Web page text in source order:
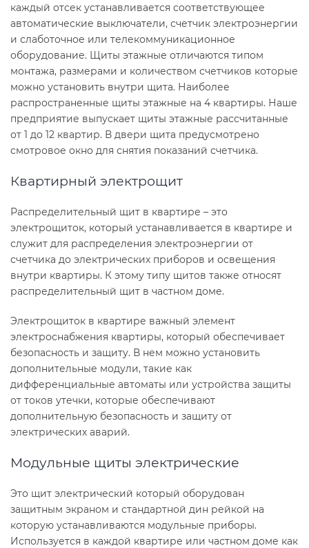
каждый отсек устанавливается соответствующее
автоматические выключатели, счетчик электроэнергии
и слаботочное или телекоммуникационное
оборудование. Щиты этажные отличаются типом
монтажа, размерами и количеством счетчиков которые
можно установить внутри щита. Наиболее
распространенные щиты этажные на 4 квартиры. Наше
предприятие выпускает щиты этажные рассчитанные
от 1 до 12 квартир. В двери щита предусмотрено
смотровое окно для снятия показаний счетчика.
Квартирный электрощит
Распределительный щит в квартире – это
электрощиток, который устанавливается в квартире и
служит для распределения электроэнергии от
счетчика до электрических приборов и освещения
внутри квартиры. К этому типу щитов также относят
распределительный щит в частном доме.
Электрощиток в квартире важный элемент
электроснабжения квартиры, который обеспечивает
безопасность и защиту. В нем можно установить
дополнительные модули, такие как
дифференциальные автоматы или устройства защиты
от токов утечки, которые обеспечивают
дополнительную безопасность и защиту от
электрических аварий.
Модульные щиты электрические
Это щит электрический который оборудован
защитным экраном и стандартной дин рейкой на
которую устанавливаются модульные приборы.
Используется в каждой квартире или частном доме как